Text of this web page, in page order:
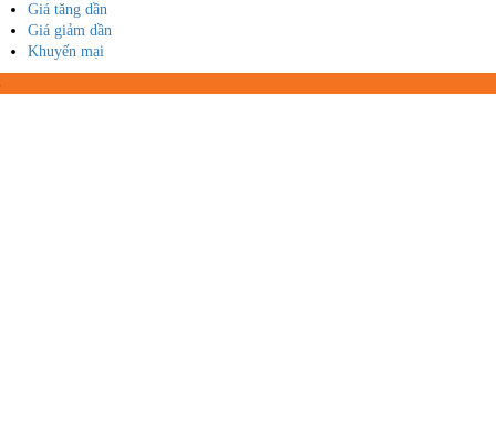
Giá tăng dần
Giá giảm dần
Khuyến mại